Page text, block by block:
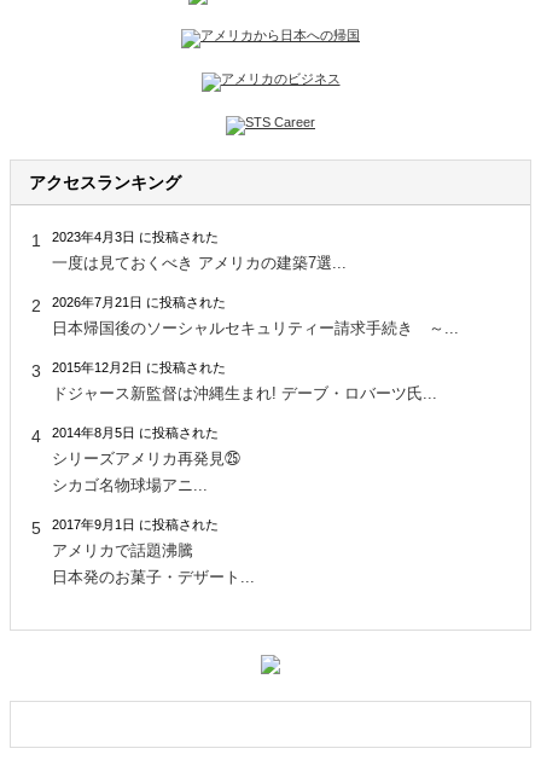
アクセスランキング
2023年4月3日 に投稿された
一度は見ておくべき アメリカの建築7選...
2026年7月21日 に投稿された
日本帰国後のソーシャルセキュリティー請求手続き ～...
2015年12月2日 に投稿された
ドジャース新監督は沖縄生まれ! デーブ・ロバーツ氏...
2014年8月5日 に投稿された
シリーズアメリカ再発見㉕
シカゴ名物球場アニ...
2017年9月1日 に投稿された
アメリカで話題沸騰
日本発のお菓子・デザート...